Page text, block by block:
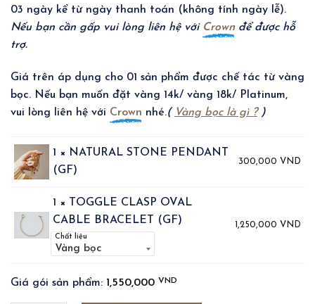
03 ngày kể từ ngày thanh toán (không tính ngày lễ).
Nếu bạn cần gấp vui lòng liên hệ với Crownđể được hỗ
trợ.
Giá trên áp dụng cho 01 sản phẩm được chế tác từ vàng
bọc. Nếu bạn muốn đặt vàng 14k/ vàng 18k/ Platinum,
vui lòng liên hệ với Crown nhé.( Vàng bọc là gì ?)
1 × NATURAL STONE PENDANT
(GF)
300,000 VND
1 × TOGGLE CLASP OVAL
CABLE BRACELET (GF)
Chất liệu
1,250,000 VND
Giá gói sản phẩm: 1,550,000 VND